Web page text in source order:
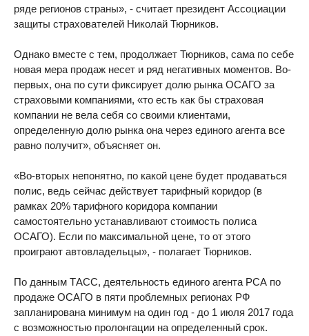
ряде регионов страны», - считает президент Ассоциации
защиты страхователей Николай Тюрников.
Однако вместе с тем, продолжает Тюрников, сама по себе
новая мера продаж несет и ряд негативных моментов. Во-
первых, она по сути фиксирует долю рынка ОСАГО за
страховыми компаниями, «то есть как бы страховая
компании не вела себя со своими клиентами,
определенную долю рынка она через единого агента все
равно получит», объясняет он.
«Во-вторых непонятно, по какой цене будет продаваться
полис, ведь сейчас действует тарифный коридор (в
рамках 20% тарифного коридора компании
самостоятельно устанавливают стоимость полиса
ОСАГО). Если по максимальной цене, то от этого
проиграют автовладельцы», - полагает Тюрников.
По данным ТАСС, деятельность единого агента РСА по
продаже ОСАГО в пяти проблемных регионах РФ
запланирована минимум на один год - до 1 июля 2017 года
с возможностью пролонгации на определенный срок.